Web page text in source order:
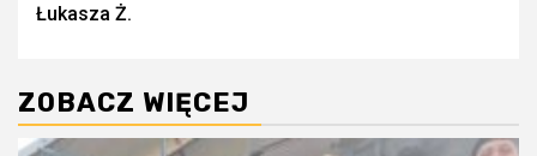
Łukasza Ż.
ZOBACZ WIĘCEJ